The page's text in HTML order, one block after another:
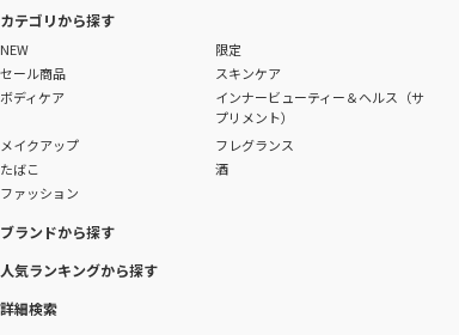
カテゴリから探す
NEW
限定
セール商品
スキンケア
ボディケア
インナービューティー＆ヘルス（サ
プリメント）
メイクアップ
フレグランス
たばこ
酒
ファッション
ブランドから探す
人気ランキングから探す
詳細検索